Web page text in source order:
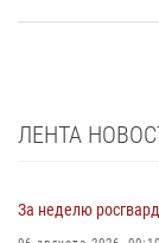
ЛЕНТА
За неделю